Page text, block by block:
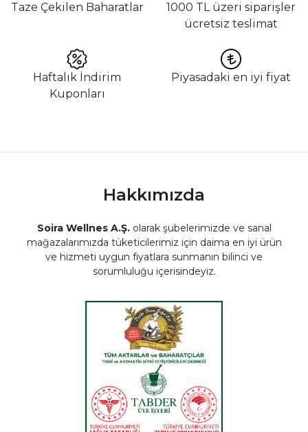
Taze Çekilen Baharatlar
1000 TL üzeri siparişler
ücretsiz teslimat
Haftalık İndirim
Kuponları
Piyasadaki en iyi fiyat
Hakkımızda
Soira Wellnes A.Ş.olarak şubelerimizde ve sanal
mağazalarımızda tüketicilerimiz için daima en iyi ürün
ve hizmeti uygun fiyatlara sunmanın bilinci ve
sorumluluğu içerisindeyiz.